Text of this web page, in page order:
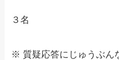
３名
※ 質疑応答にじゅうぶん